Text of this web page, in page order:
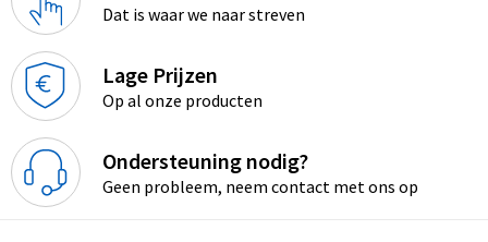
Dat is waar we naar streven
Lage Prijzen
Op al onze producten
Ondersteuning nodig?
Geen probleem, neem contact met ons op